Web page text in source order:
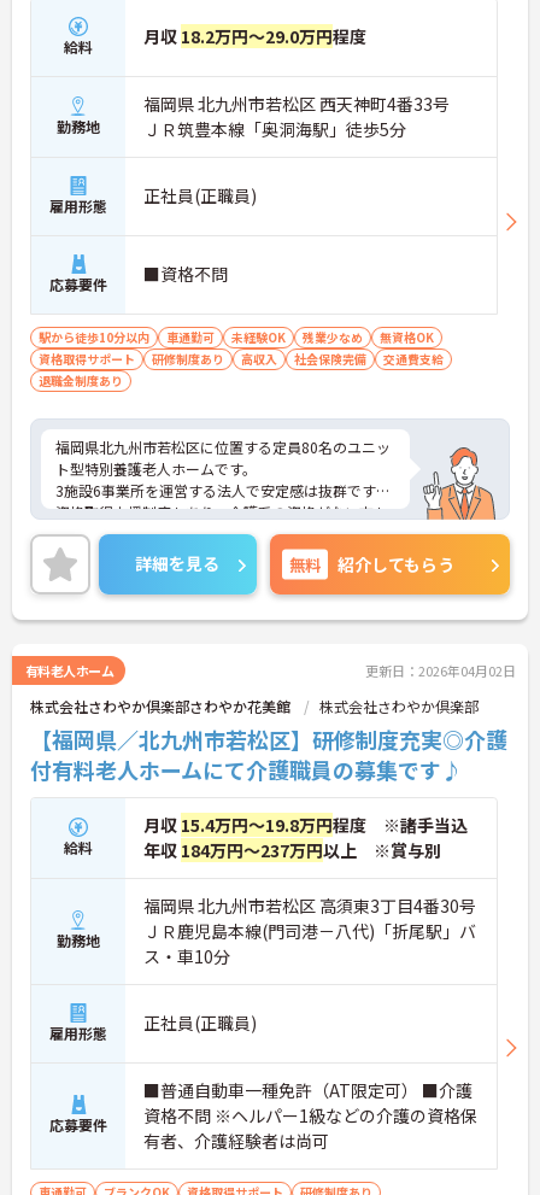
給料 月収 18.2万円～29.0万円程度
勤務地
福岡県 北九州市若松区 西天神町4番33号
ＪＲ筑豊本線「奥洞海駅」徒歩5分
雇用形態 正社員(正職員)
応募要件 ■資格不問
駅から徒歩10分以内 車通勤可 未経験OK 残業少なめ
無資格OK
資格取得サポート
研修制度あり 高収入 社会保険完備
交通費支給
退職金制度あり
福岡県北九州市若松区に位置する定員80名のユニッ
ト型特別養護老人ホームです。
3施設6事業所を運営する法人で安定感は抜群です。
資格取得支援制度もあり、介護系の資格がない方も
スキルアップを目指せます。
ご興味ある方には、面接対策ポイントなど、さらに
詳細をお話しいたしますのでお気軽にご相談くださ
い！
詳細を見る 無料 紹介してもらう
有料老人ホーム 更新日：2026年04月02日
株式会社さわやか倶楽部さわやか花美館 株式会社さわやか倶楽部
【福岡県／北九州市若松区】研修制度充実◎介護
付有料老人ホームにて介護職員の募集です♪
給料
月収 15.4万円～19.8万円程度 ※諸手当込
年収 184万円～237万円以上 ※賞与別
勤務地
福岡県 北九州市若松区 高須東3丁目4番30号
ＪＲ鹿児島本線(門司港－八代)「折尾駅」バ
ス・車10分
雇用形態 正社員(正職員)
応募要件
■普通自動車一種免許（AT限定可） ■介護
資格不問 ※ヘルパー1級などの介護の資格保
有者、介護経験者は尚可